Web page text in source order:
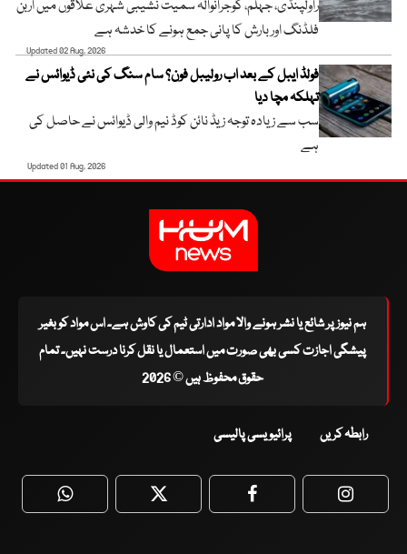
راولپنڈی، جہلم، گوجرانوالہ سمیت نشیبی شہری علاقوں میں اربن
فلڈنگ اور بارش کا پانی جمع ہونے کا خدشہ ہے
Updated 02 Aug, 2026
فولڈ ایبل کے بعد اب رولیبل فون؟ سام سنگ کی نئی ڈیوائس نے
تہلکہ مچا دیا
سب سے زیادہ توجہ زیڈ نائن کوڈ نیم والی ڈیوائس نے حاصل کی
ہے
Updated 01 Aug, 2026
ہم نیوز پر شائع یا نشر ہونے والا مواد ادارتی ٹیم کی کاوش ہے۔ اس مواد کو بغیر
پیشگی اجازت کسی بھی صورت میں استعمال یا نقل کرنا درست نہیں۔ تمام
حقوق محفوظ ہیں © 2026
رابطہ کریں پرائیویسی پالیسی
WhatsApp Twitter Facebook